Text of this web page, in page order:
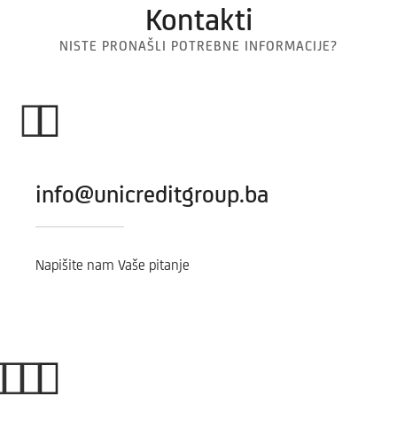
Kontakti
NISTE PRONAŠLI POTREBNE INFORMACIJE?
info@unicreditgroup.ba
Napišite nam Vaše pitanje